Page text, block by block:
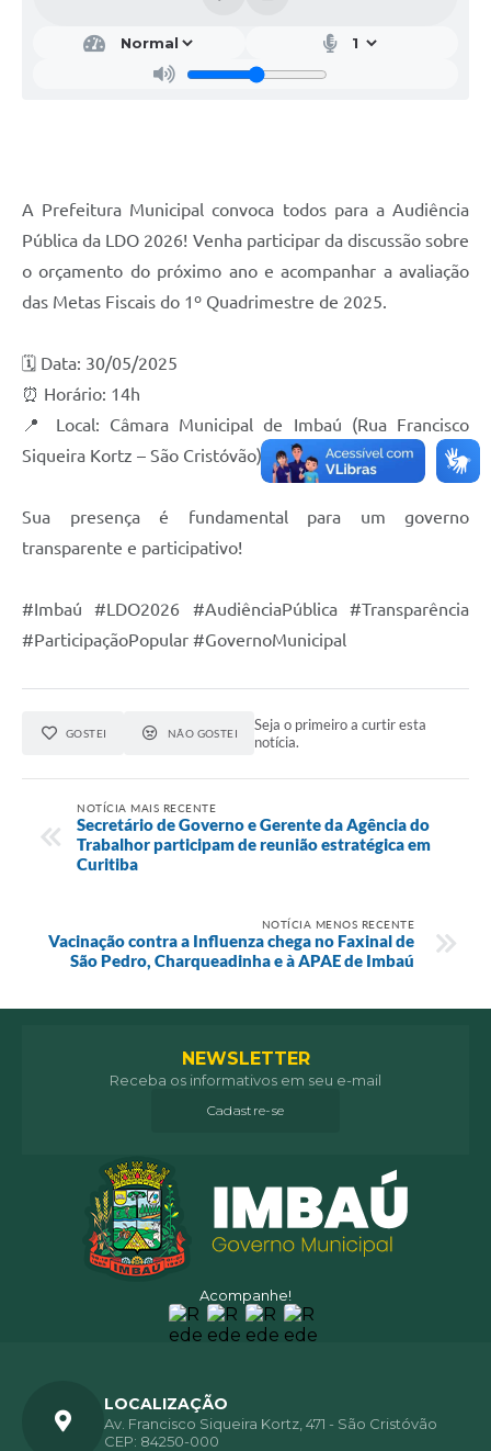
A Prefeitura Municipal convoca todos para a Audiência
Pública da LDO 2026! Venha participar da discussão sobre
o orçamento do próximo ano e acompanhar a avaliação
das Metas Fiscais do 1º Quadrimestre de 2025.
🗓 Data: 30/05/2025
⏰ Horário: 14h
📍 Local: Câmara Municipal de Imbaú (Rua Francisco
Siqueira Kortz – São Cristóvão)
Sua presença é fundamental para um governo
transparente e participativo!
#Imbaú #LDO2026 #AudiênciaPública #Transparência
#ParticipaçãoPopular #GovernoMunicipal
GOSTEI NÃO GOSTEI
Seja o primeiro a curtir esta
notícia.
NOTÍCIA MAIS RECENTE
Secretário de Governo e Gerente da Agência do
Trabalhor participam de reunião estratégica em
Curitiba
NOTÍCIA MENOS RECENTE
Vacinação contra a Influenza chega no Faxinal de
São Pedro, Charqueadinha e à APAE de Imbaú
Acompanhe!
NEWSLETTER
Receba os informativos em seu e-mail
Cadastre-se
LOCALIZAÇÃO
Av. Francisco Siqueira Kortz, 471 - São Cristóvão
CEP: 84250-000